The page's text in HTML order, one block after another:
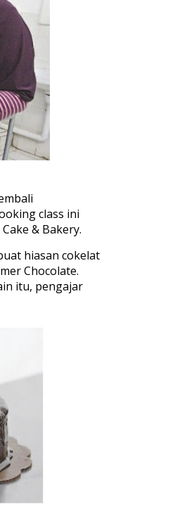
class ini
& Bakery.
hiasan cokelat
Chocolate.
itu, pengajar